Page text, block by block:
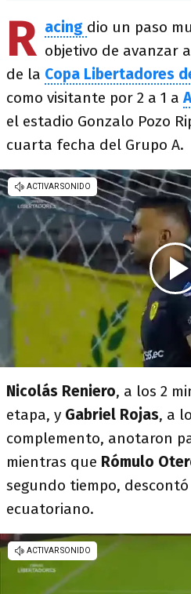
R acing dio un paso
objetivo de avanzar
de la Copa Libertadores
como visitante por 2 a 1 a
el estadio Gonzalo Pozo
cuarta fecha del Grupo A.
Nicolás Reniero, a los 2
etapa, y Gabriel Rojas, a
complemento, anotaron
mientras que Rómulo
segundo tiempo,
ecuatoriano.